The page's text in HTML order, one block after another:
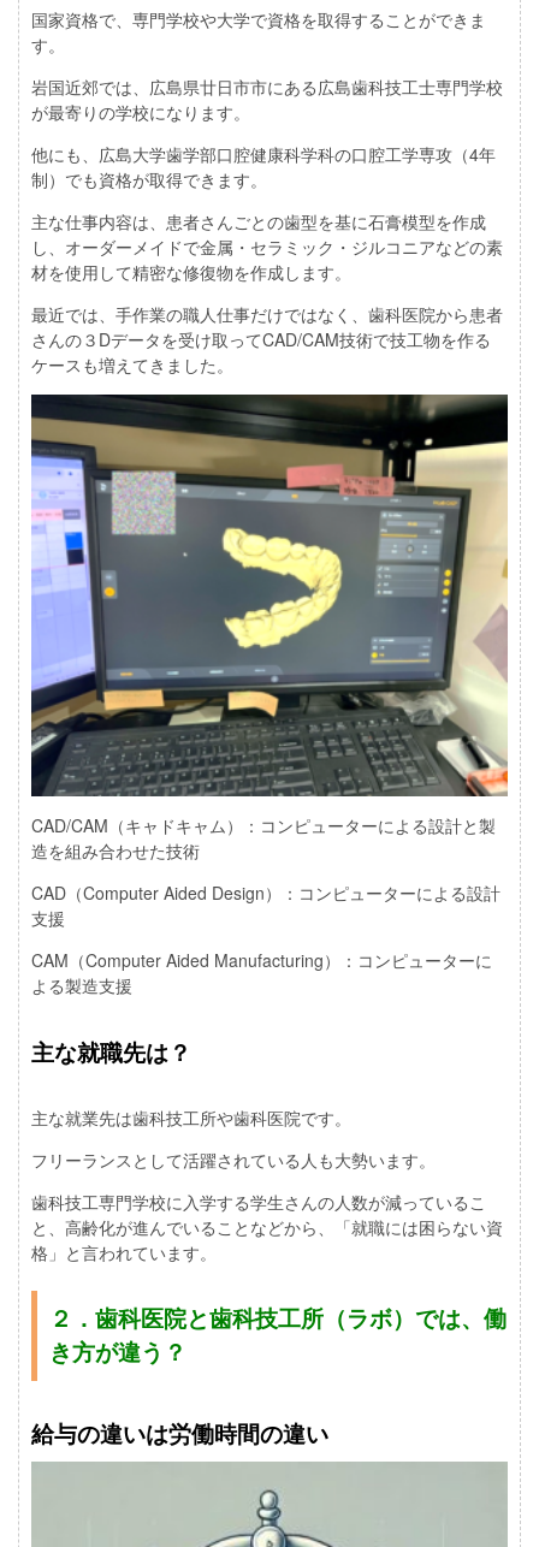
国家資格で、専門学校や大学で資格を取得することができま
す。
岩国近郊では、広島県廿日市市にある広島歯科技工士専門学校
が最寄りの学校になります。
他にも、広島大学歯学部口腔健康科学科の口腔工学専攻（4年
制）でも資格が取得できます。
主な仕事内容は、患者さんごとの歯型を基に石膏模型を作成
し、オーダーメイドで金属・セラミック・ジルコニアなどの素
材を使用して精密な修復物を作成します。
最近では、手作業の職人仕事だけではなく、歯科医院から患者
さんの３Dデータを受け取ってCAD/CAM技術で技工物を作る
ケースも増えてきました。
CAD/CAM（キャドキャム）：コンピューターによる設計と製
造を組み合わせた技術
CAD（Computer Aided Design）：コンピューターによる設計
支援
CAM（Computer Aided Manufacturing）：コンピューターに
よる製造支援
主な就職先は？
主な就業先は歯科技工所や歯科医院です。
フリーランスとして活躍されている人も大勢います。
歯科技工専門学校に入学する学生さんの人数が減っているこ
と、高齢化が進んでいることなどから、「就職には困らない資
格」と言われています。
２．歯科医院と歯科技工所（ラボ）では、働
き方が違う？
給与の違いは労働時間の違い